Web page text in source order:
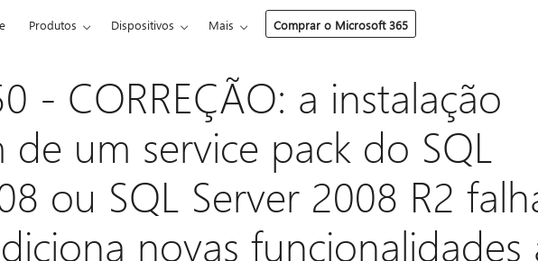
Produtos Dispositivos Mais Comprar o Microsoft 365
- CORREÇÃO: a instalação
de um service pack do SQL
ou SQL Server 2008 R2
novas funcionalidades